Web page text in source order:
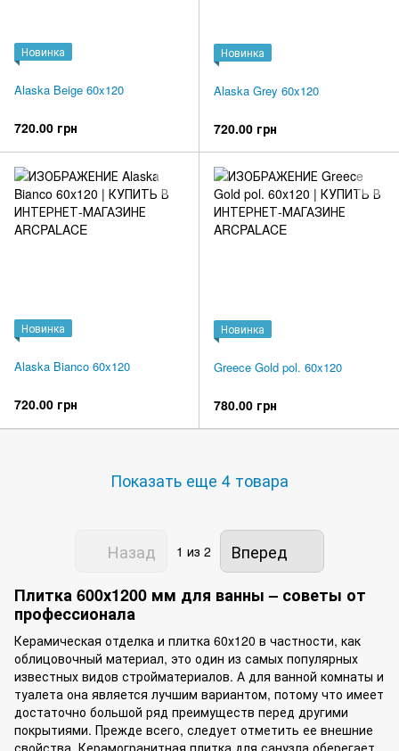
Новинка
Alaska Beige 60x120
720.00 грн
Новинка
Alaska Grey 60x120
720.00 грн
Новинка
Alaska Bianco 60x120
720.00 грн
Новинка
Greece Gold pol. 60x120
780.00 грн
Показать еще 4 товара
Назад 1 из 2
Вперед
Плитка 600х1200 мм для ванны – советы от
профессионала
Керамическая отделка и плитка 60х120 в частности, как
облицовочный материал, это один из самых популярных
известных видов стройматериалов. А для ванной комнаты и
туалета она является лучшим вариантом, потому что имеет
достаточно большой ряд преимуществ перед другими
покрытиями. Прежде всего, следует отметить ее внешние
свойства. Керамогранитная плитка для санузла оберегает